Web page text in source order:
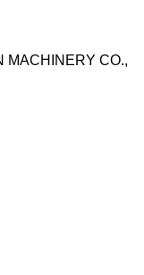
MACHINERY CO.,